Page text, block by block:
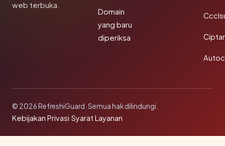
web terbuka.
Domain
yang baru
diperiksa
© 2026 RefreshiGuard. Semua hak dilindungi.
Kebijakan Privasi·Syarat Layanan